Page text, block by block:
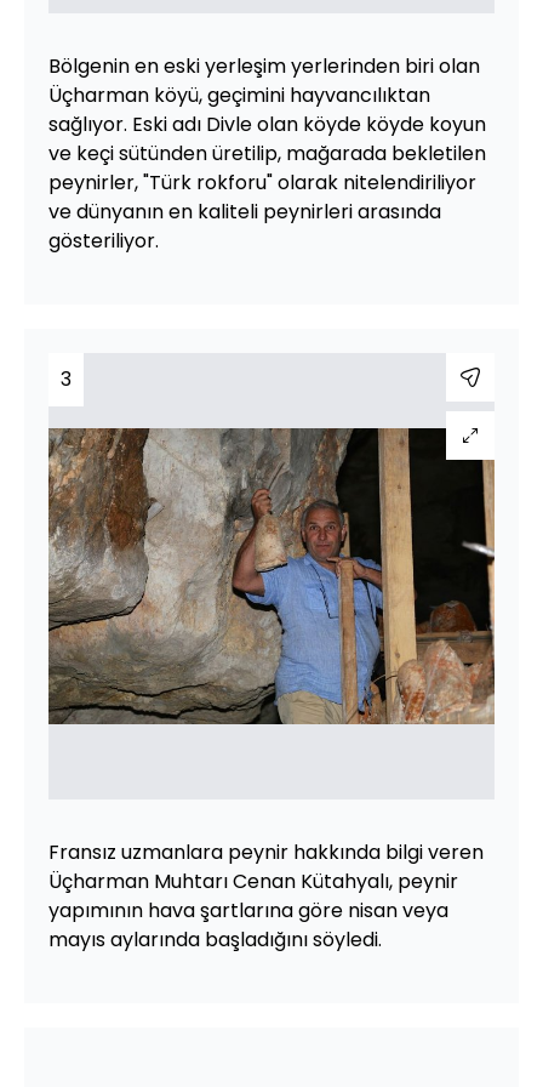
Bölgenin en eski yerleşim yerlerinden biri olan
Üçharman köyü, geçimini hayvancılıktan
sağlıyor. Eski adı Divle olan köyde köyde koyun
ve keçi sütünden üretilip, mağarada bekletilen
peynirler, "Türk rokforu" olarak nitelendiriliyor
ve dünyanın en kaliteli peynirleri arasında
gösteriliyor.
3
Fransız uzmanlara peynir hakkında bilgi veren
Üçharman Muhtarı Cenan Kütahyalı, peynir
yapımının hava şartlarına göre nisan veya
mayıs aylarında başladığını söyledi.